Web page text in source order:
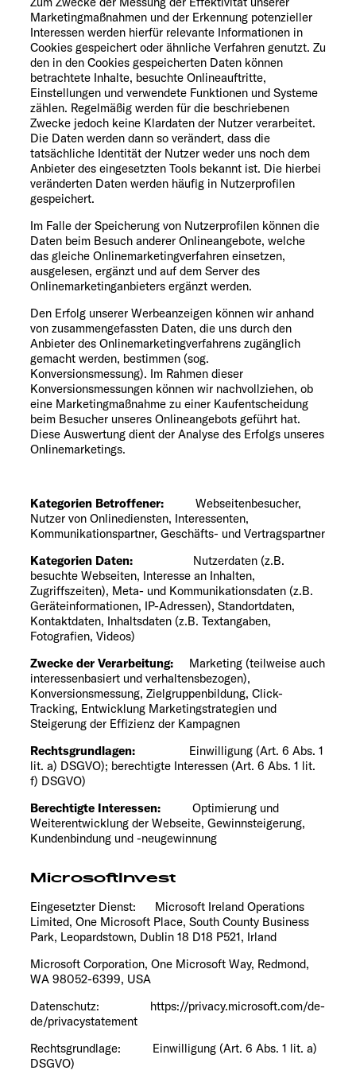
Marketingmaßnahmen und der Erkennung potenzieller
Interessen werden hierfür relevante Informationen in
Cookies gespeichert oder ähnliche Verfahren genutzt. Zu
den in den Cookies gespeicherten Daten können
betrachtete Inhalte, besuchte Onlineauftritte,
Einstellungen und verwendete Funktionen und Systeme
zählen. Regelmäßig werden für die beschriebenen
Zwecke jedoch keine Klardaten der Nutzer verarbeitet.
Die Daten werden dann so verändert, dass die
tatsächliche Identität der Nutzer weder uns noch dem
Anbieter des eingesetzten Tools bekannt ist. Die hierbei
veränderten Daten werden häufig in Nutzerprofilen
gespeichert.
Im Falle der Speicherung von Nutzerprofilen können die
Daten beim Besuch anderer Onlineangebote, welche
das gleiche Onlinemarketingverfahren einsetzen,
ausgelesen, ergänzt und auf dem Server des
Onlinemarketinganbieters ergänzt werden.
Den Erfolg unserer Werbeanzeigen können wir anhand
von zusammengefassten Daten, die uns durch den
Anbieter des Onlinemarketingverfahrens zugänglich
gemacht werden, bestimmen (sog.
Konversionsmessung). Im Rahmen dieser
Konversionsmessungen können wir nachvollziehen, ob
eine Marketingmaßnahme zu einer Kaufentscheidung
beim Besucher unseres Onlineangebots geführt hat.
Diese Auswertung dient der Analyse des Erfolgs unseres
Onlinemarketings.
Kategorien Betroffener: Webseitenbesucher,
Nutzer von Onlinediensten, Interessenten,
Kommunikationspartner, Geschäfts- und Vertragspartner
Kategorien Daten: Nutzerdaten (z.B.
besuchte Webseiten, Interesse an Inhalten,
Zugriffszeiten), Meta- und Kommunikationsdaten (z.B.
Geräteinformationen, IP-Adressen), Standortdaten,
Kontaktdaten, Inhaltsdaten (z.B. Textangaben,
Fotografien, Videos)
Zwecke der Verarbeitung: Marketing (teilweise auch
interessenbasiert und verhaltensbezogen),
Konversionsmessung, Zielgruppenbildung, Click-
Tracking, Entwicklung Marketingstrategien und
Steigerung der Effizienz der Kampagnen
Rechtsgrundlagen: Einwilligung (Art. 6 Abs. 1
lit. a) DSGVO); berechtigte Interessen (Art. 6 Abs. 1 lit.
f) DSGVO)
Berechtigte Interessen: Optimierung und
Weiterentwicklung der Webseite, Gewinnsteigerung,
Kundenbindung und -neugewinnung
MicrosoftInvest
Eingesetzter Dienst: Microsoft Ireland Operations
Limited, One Microsoft Place, South County Business
Park, Leopardstown, Dublin 18 D18 P521, Irland
Microsoft Corporation, One Microsoft Way, Redmond,
WA 98052-6399, USA
Datenschutz: https://privacy.microsoft.com/de-
de/privacystatement
Rechtsgrundlage: Einwilligung (Art. 6 Abs. 1 lit. a)
DSGVO)